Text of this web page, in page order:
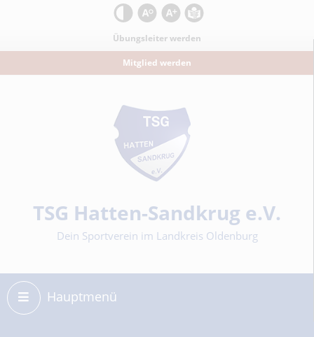
KontrastSchrift zurücksetzen
Schrift vergrößern
Übungsleiter werden
Mitglied werden
Sportverein
TSG Hatten-Sandkrug e.V.
Dein Sportverein im Landkreis Oldenburg
Hauptmenü